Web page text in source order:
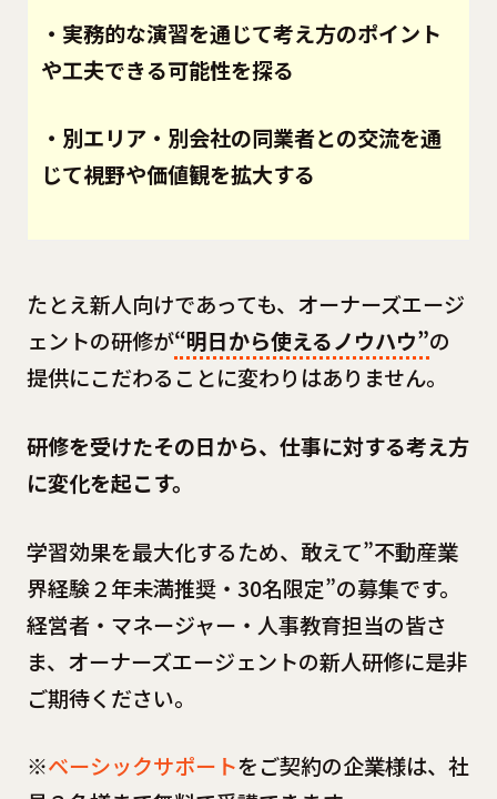
・実務的な演習を通じて考え方のポイント
や工夫できる可能性を探る
・別エリア・別会社の同業者との交流を通
じて視野や価値観を拡大する
たとえ新人向けであっても、オーナーズエージ
ェントの研修が“明日から使えるノウハウ”の
提供にこだわることに変わりはありません。
研修を受けたその日から、仕事に対する考え方
に変化を起こす。
学習効果を最大化するため、敢えて”不動産業
界経験２年未満推奨・30名限定”の募集です。
経営者・マネージャー・人事教育担当の皆さ
ま、オーナーズエージェントの新人研修に是非
ご期待ください。
※ベーシックサポートをご契約の企業様は、社